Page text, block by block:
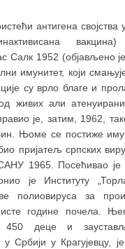
антигена
Салк 1952 (објављено
имунитет, који
су врло благе и
живих али
је, затим, 1962,
Њоме се постиже
пријатељ српских
1965. Посећивао
је Институту
полиовируса за
исте године почела.
450 деце и
Србији у Крагујевцу,